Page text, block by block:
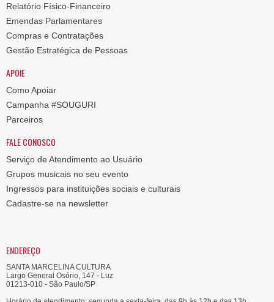
Relatório Físico-Financeiro
Emendas Parlamentares
Compras e Contratações
Gestão Estratégica de Pessoas
APOIE
Como Apoiar
Campanha #SOUGURI
Parceiros
FALE CONOSCO
Serviço de Atendimento ao Usuário
Grupos musicais no seu evento
Ingressos para instituições sociais e culturais
Cadastre-se na newsletter
ENDEREÇO
SANTA MARCELINA CULTURA
Largo General Osório, 147 - Luz
01213-010 - São Paulo/SP